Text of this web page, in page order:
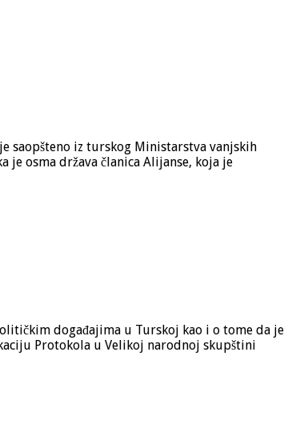
saopšteno iz turskog Ministarstva vanjskih
osma država članica Alijanse, koja je
događajima u Turskoj kao i o tome da je
Protokola u Velikoj narodnoj skupštini